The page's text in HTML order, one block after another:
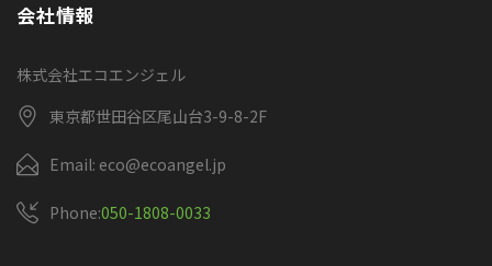
会社情報
株式会社エコエンジェル
東京都世田谷区尾山台3-9-8-2F
Email: eco@ecoangel.jp
Phone:050-1808-0033